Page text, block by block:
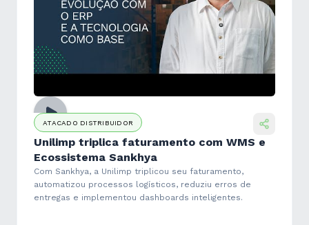
ATACADO DISTRIBUIDOR
Unilimp triplica faturamento com WMS e
Ecossistema Sankhya
Com Sankhya, a Unilimp triplicou seu faturamento,
automatizou processos logísticos, reduziu erros de
entregas e implementou dashboards inteligentes.